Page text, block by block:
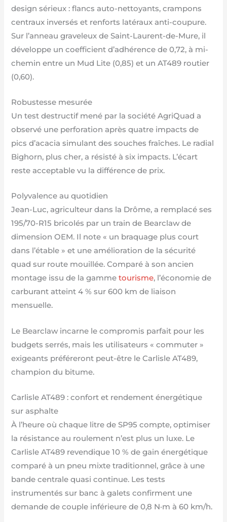
design sérieux : flancs auto-nettoyants, crampons
centraux inversés et renforts latéraux anti-coupure.
Sur l’anneau graveleux de Saint-Laurent-de-Mure, il
développe un coefficient d’adhérence de 0,72, à mi-
chemin entre un Mud Lite (0,85) et un AT489 routier
(0,60).
Robustesse mesurée
Un test destructif mené par la société AgriQuad a
observé une perforation après quatre impacts de
pics d’acacia simulant des souches fraîches. Le radial
Bighorn, plus cher, a résisté à six impacts. L’écart
reste acceptable vu la différence de prix.
Polyvalence au quotidien
Jean-Luc, agriculteur dans la Drôme, a remplacé ses
195/70-R15 bricolés par un train de Bearclaw de
dimension OEM. Il note « un braquage plus court
dans l’étable » et une amélioration de la sécurité
quad sur route mouillée. Comparé à son ancien
montage issu de la gammetourisme, l’économie de
carburant atteint 4 % sur 600 km de liaison
mensuelle.
Le Bearclaw incarne le compromis parfait pour les
budgets serrés, mais les utilisateurs « commuter »
exigeants préféreront peut-être le Carlisle AT489,
champion du bitume.
Carlisle AT489 : confort et rendement énergétique
sur asphalte
À l’heure où chaque litre de SP95 compte, optimiser
la résistance au roulement n’est plus un luxe. Le
Carlisle AT489 revendique 10 % de gain énergétique
comparé à un pneu mixte traditionnel, grâce à une
bande centrale quasi continue. Les tests
instrumentés sur banc à galets confirment une
demande de couple inférieure de 0,8 N·m à 60 km/h.